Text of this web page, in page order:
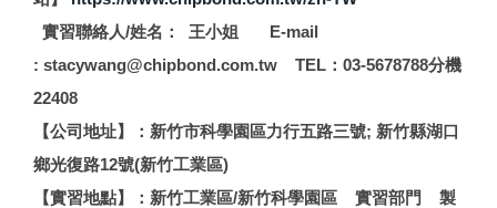
實習聯絡人/姓名： 王小姐 E-mail
: stacywang@chipbond.com.tw TEL：03-5678788分機
22408
【公司地址】：新竹市科學園區力行五路三號; 新竹縣湖口
鄉光復路12號(新竹工業區)
【實習地點】：新竹工業區/新竹科學園區 實習部門 製